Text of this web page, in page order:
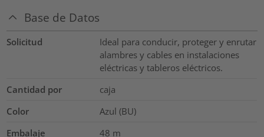
Base de Datos
Solicitud
Ideal para conducir, proteger y enrutar
alambres y cables en instalaciones
eléctricas y tableros eléctricos.
Cantidad por
caja
Color
Azul (BU)
Embalaje
48 m